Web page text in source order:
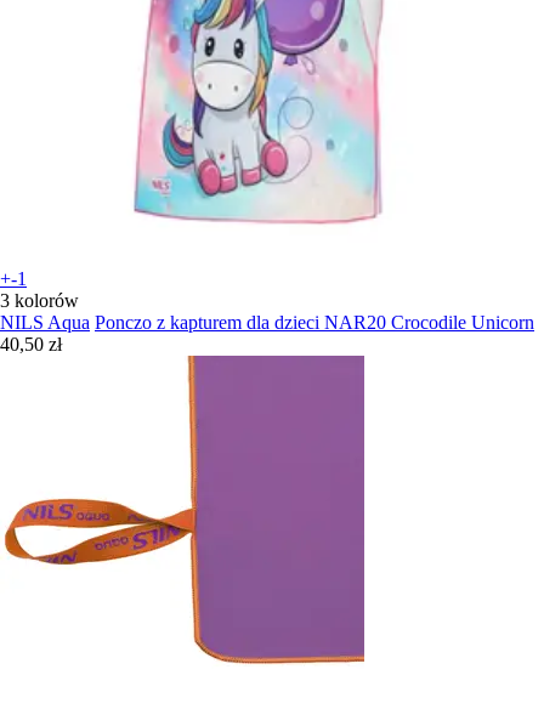
+-1
3 kolorów
NILS Aqua Ponczo z kapturem dla dzieci NAR20 Crocodile Unicorn
40,50 zł